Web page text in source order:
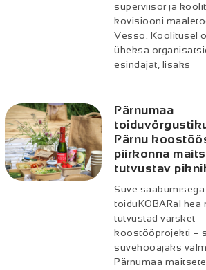
superviisor ja
kovisiooni
Vesso. Koolitusel
üheksa
esindajat, lisaks
Pärnumaa
Pärnu
piirkonna
tutvustav
Suve saabumisega
toiduKOBARal hea
tutvustad värsket
koostööprojekti –
suvehooajaks
Pärnumaa maitsete